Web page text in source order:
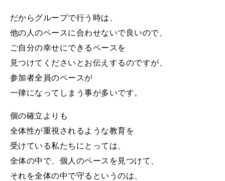
だからグループで行う時は、
他の人のペースに合わせないで良いので、
ご自分の幸せにできるペースを
見つけてくださいと お伝えするのですが、
参加者全員のペースが
一律になってしまう事が多いです。
個の確立よりも
全体性が重視されるような教育を
受けている私たちにとっては、
全体の中で、個人のペースを見つけて、
それを全体の中で守るというのは、